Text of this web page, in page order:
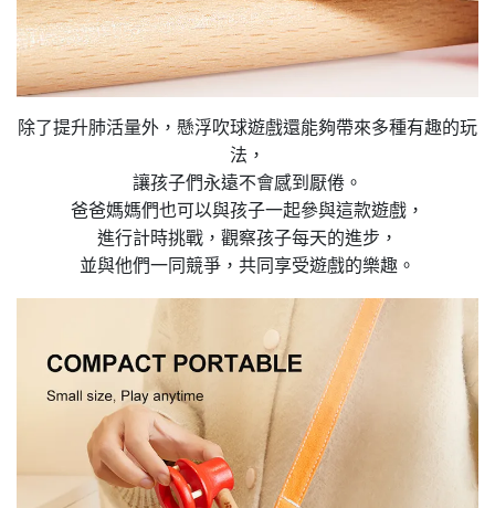
除了提升肺活量外，懸浮吹球遊戲還能夠帶來多種有趣的玩
法，
讓孩子們永遠不會感到厭倦。
爸爸媽媽們也可以與孩子一起參與這款遊戲，
進行計時挑戰，觀察孩子每天的進步，
並與他們一同競爭，共同享受遊戲的樂趣。